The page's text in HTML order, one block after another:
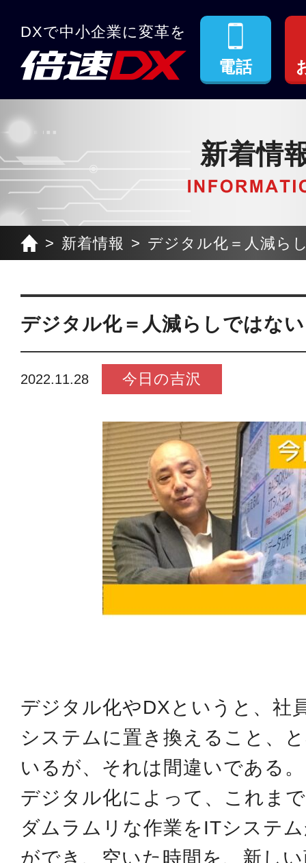
DXで中小企業に変革を
電話
新着情
新着情報 デジタル化＝人減ら
デジタル化＝人減らしではな
2022.11.28 今日の吉沢
デジタル化やDXというと、社
システムに置き換えること、
いるが、それは間違いである。
デジタル化によって、これま
ダムラムリな作業をITシステ
ができ、空いた時間を、新し